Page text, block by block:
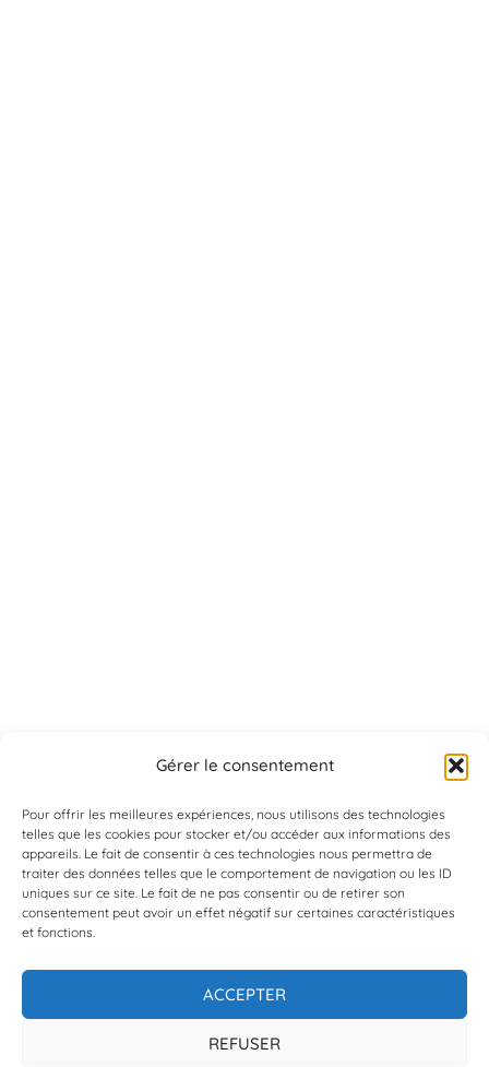
Gérer le consentement
Pour offrir les meilleures expériences, nous utilisons des technologies
telles que les cookies pour stocker et/ou accéder aux informations des
appareils. Le fait de consentir à ces technologies nous permettra de
traiter des données telles que le comportement de navigation ou les ID
uniques sur ce site. Le fait de ne pas consentir ou de retirer son
consentement peut avoir un effet négatif sur certaines caractéristiques
et fonctions.
ACCEPTER
REFUSER